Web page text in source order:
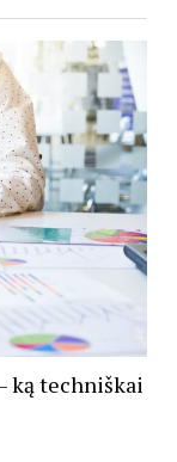
ką techniškai